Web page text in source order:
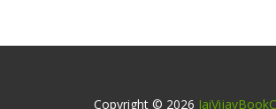
Copyright © 2026